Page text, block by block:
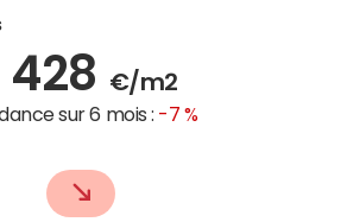
428 €/m2
sur 6 mois : -7 %